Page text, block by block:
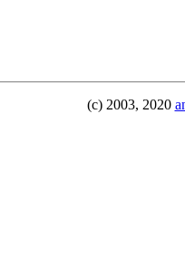
(c) 2003, 2020